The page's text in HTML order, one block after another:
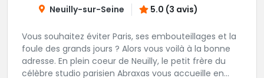
Neuilly-sur-Seine 5.0 (3 avis)
Vous souhaitez éviter Paris, ses embouteillages et la
foule des grands jours ? Alors vous voilà à la bonne
adresse. En plein coeur de Neuilly, le petit frère du
célèbre studio parisien Abraxas vous accueille en